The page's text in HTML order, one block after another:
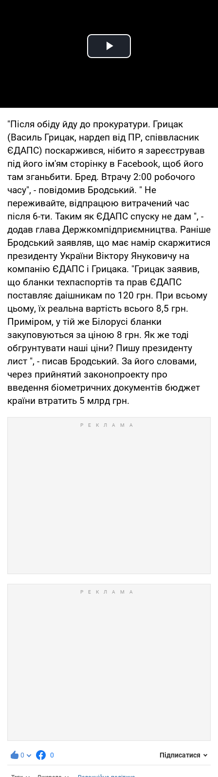
Play Video
"Після обіду йду до прокуратури. Грицак
(Василь Грицак, нардеп від ПР, співвласник
ЄДАПС) поскаржився, нібито я зареєстрував
під його ім'ям сторінку в Facebook, щоб його
там зганьбити. Бред. Втрачу 2:00 робочого
часу", - повідомив Бродський. " Не
переживайте, відпрацюю витрачений час
після 6-ти. Таким як ЄДАПС спуску не дам ", -
додав глава Держкомпідприємництва. Раніше
Бродський заявляв, що має намір скаржитися
президенту України Віктору Януковичу на
компанію ЄДАПС і Грицака. "Грицак заявив,
що бланки техпаспортів та прав ЄДАПС
поставляє даішникам по 120 грн. При всьому
цьому, їх реальна вартість всього 8,5 грн.
Приміром, у тій же Білорусі бланки
закуповуються за ціною 8 грн. Як же тоді
обгрунтувати наші ціни? Пишу президенту
лист ", - писав Бродський. За його словами,
через прийнятий законопроекту про
введення біометричних документів бюджет
країни втратить 5 млрд грн.
0 0 Підписатися